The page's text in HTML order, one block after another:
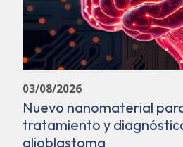
03/08/2026
Nuevo nanomaterial
tratamiento y
glioblastoma